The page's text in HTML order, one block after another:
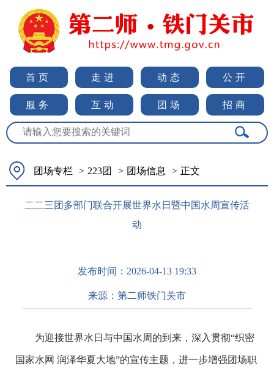
首页 走进 动态 公开
服务 互动 团场 招商
团场专栏 > 223团 > 团场信息 > 正文
二二三团多部门联合开展世界水日暨中国水周宣传活
动
发布时间： 2026-04-13 19:33
来源： 第二师铁门关市
为迎接世界水日与中国水周的到来，深入贯彻“织密
国家水网 润泽华夏大地”的宣传主题，进一步增强团场职